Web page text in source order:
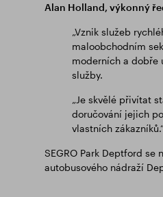
Alan Holland, výkonný
„Vznik služeb
maloobchodním
moderních a dobře
služby.
„Je skvělé přivítat
doručování jejich
vlastních
SEGRO Park Deptford
autobusového nádraží